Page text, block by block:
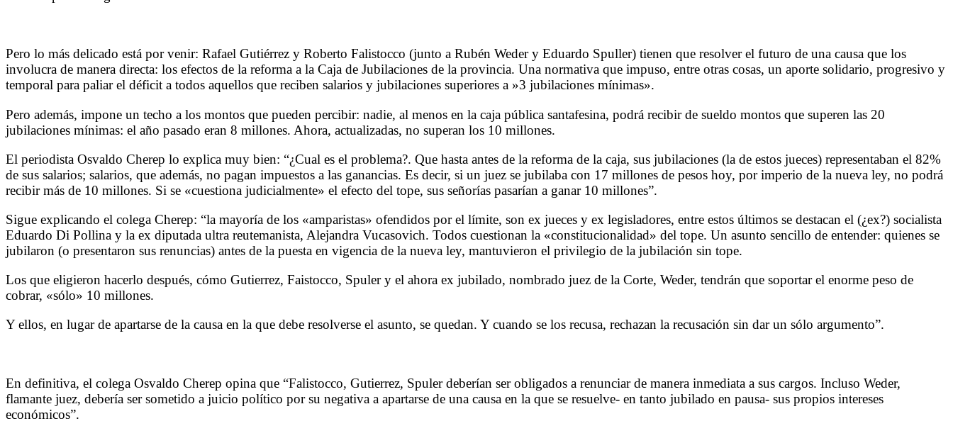
Pero lo más delicado está por venir: Rafael Gutiérrez y Roberto Falistocco (junto a Rubén Weder y Eduardo Spuller) tienen que resolver el futuro de una causa que los
involucra de manera directa: los efectos de la reforma a la Caja de Jubilaciones de la provincia. Una normativa que impuso, entre otras cosas, un aporte solidario, progresivo y
temporal para paliar el déficit a todos aquellos que reciben salarios y jubilaciones superiores a »3 jubilaciones mínimas».
Pero además, impone un techo a los montos que pueden percibir: nadie, al menos en la caja pública santafesina, podrá recibir de sueldo montos que superen las 20
jubilaciones mínimas: el año pasado eran 8 millones. Ahora, actualizadas, no superan los 10 millones.
El periodista Osvaldo Cherep lo explica muy bien: “¿Cual es el problema?. Que hasta antes de la reforma de la caja, sus jubilaciones (la de estos jueces) representaban el 82%
de sus salarios; salarios, que además, no pagan impuestos a las ganancias. Es decir, si un juez se jubilaba con 17 millones de pesos hoy, por imperio de la nueva ley, no podrá
recibir más de 10 millones. Si se «cuestiona judicialmente» el efecto del tope, sus señorías pasarían a ganar 10 millones”.
Sigue explicando el colega Cherep: “la mayoría de los «amparistas» ofendidos por el límite, son ex jueces y ex legisladores, entre estos últimos se destacan el (¿ex?) socialista
Eduardo Di Pollina y la ex diputada ultra reutemanista, Alejandra Vucasovich. Todos cuestionan la «constitucionalidad» del tope. Un asunto sencillo de entender: quienes se
jubilaron (o presentaron sus renuncias) antes de la puesta en vigencia de la nueva ley, mantuvieron el privilegio de la jubilación sin tope.
Los que eligieron hacerlo después, cómo Gutierrez, Faistocco, Spuler y el ahora ex jubilado, nombrado juez de la Corte, Weder, tendrán que soportar el enorme peso de
cobrar, «sólo» 10 millones.
Y ellos, en lugar de apartarse de la causa en la que debe resolverse el asunto, se quedan. Y cuando se los recusa, rechazan la recusación sin dar un sólo argumento”.
En definitiva, el colega Osvaldo Cherep opina que “Falistocco, Gutierrez, Spuler deberían ser obligados a renunciar de manera inmediata a sus cargos. Incluso Weder,
flamante juez, debería ser sometido a juicio político por su negativa a apartarse de una causa en la que se resuelve- en tanto jubilado en pausa- sus propios intereses
económicos”.